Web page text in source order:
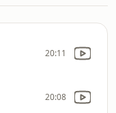
20:11
20:08